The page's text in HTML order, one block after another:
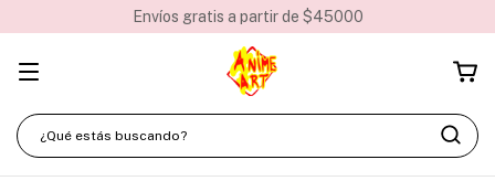
Envíos gratis a partir de $45000